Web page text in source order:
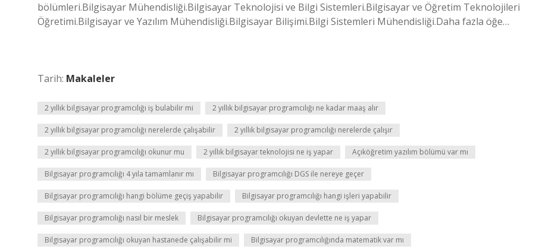
bölümleri.Bilgisayar Mühendisliği.Bilgisayar Teknolojisi ve Bilgi Sistemleri.Bilgisayar ve Öğretim Teknolojileri
Öğretimi.Bilgisayar ve Yazılım Mühendisliği.Bilgisayar Bilişimi.Bilgi Sistemleri Mühendisliği.Daha fazla öğe…
Tarih: Makaleler
2 yıllık bilgisayar programcılığı iş bulabilir mi 2 yıllık bilgisayar programcılığı ne kadar maaş alır
2 yıllık bilgisayar programcılığı nerelerde çalışabilir 2 yıllık bilgisayar programcılığı nerelerde çalışır
2 yıllık bilgisayar programcılığı okunur mu 2 yıllık bilgisayar teknolojisi ne iş yapar Açıköğretim yazılım bölümü var mı
Bilgisayar programcılığı 4 yıla tamamlanır mı Bilgisayar programcılığı DGS ile nereye geçer
Bilgisayar programcılığı hangi bölüme geçiş yapabilir Bilgisayar programcılığı hangi işleri yapabilir
Bilgisayar programcılığı nasıl bir meslek Bilgisayar programcılığı okuyan devlette ne iş yapar
Bilgisayar programcılığı okuyan hastanede çalışabilir mi Bilgisayar programcılığında matematik var mı